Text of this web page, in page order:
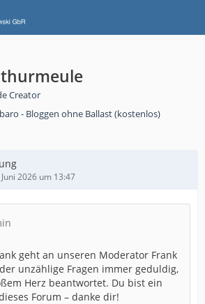
Creator
- Bloggen ohne Ballast (kostenlos)
Juni 2026 um 13:47
geht an unseren Moderator Frank
unzählige Fragen immer geduldig,
Herz beantwortet. Du bist ein
Forum – danke dir!